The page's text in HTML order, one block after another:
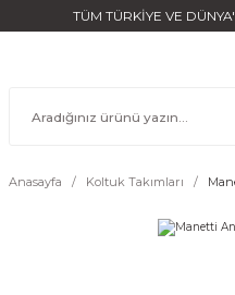
TÜM TÜRKİYE VE
Anasayfa Koltuk Takımları